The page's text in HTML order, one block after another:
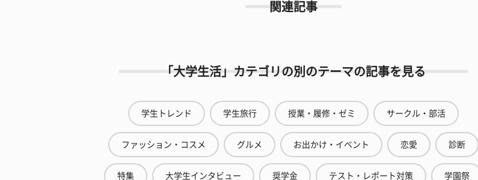
関連記事
「大学生活」カテゴリの別のテーマの記事を見る
学生トレンド 学生旅行 授業・履修・ゼミ サークル・部活
ファッション・コスメ グルメ お出かけ・イベント 恋愛 診断
特集 大学生インタビュー 奨学金 テスト・レポート対策 学園祭